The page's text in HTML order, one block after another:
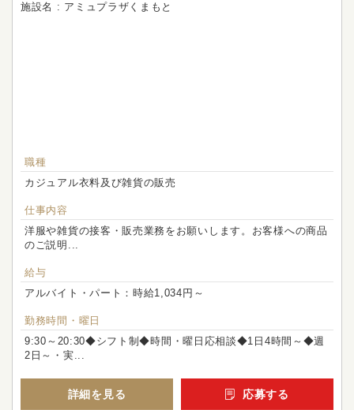
施設名 : アミュプラザくまもと
職種
カジュアル衣料及び雑貨の販売
仕事内容
洋服や雑貨の接客・販売業務をお願いします。お客様への商品
のご説明...
給与
アルバイト・パート：時給1,034円～
勤務時間・曜日
9:30～20:30◆シフト制◆時間・曜日応相談◆1日4時間～◆週
2日～・実...
詳細を見る 応募する